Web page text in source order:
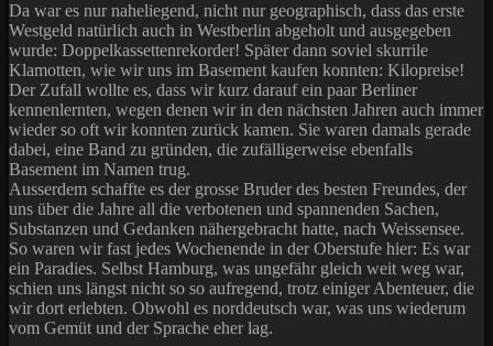
Da war es nur naheliegend, nicht nur geographisch, dass das erste
Westgeld natürlich auch in Westberlin abgeholt und ausgegeben
wurde: Doppelkassettenrekorder! Später dann soviel skurrile
Klamotten, wie wir uns im Basement kaufen konnten: Kilopreise!
Der Zufall wollte es, dass wir kurz darauf ein paar Berliner
kennenlernten, wegen denen wir in den nächsten Jahren auch immer
wieder so oft wir konnten zurück kamen. Sie waren damals gerade
dabei, eine Band zu gründen, die zufälligerweise ebenfalls
Basement im Namen trug.
Ausserdem schaffte es der grosse Bruder des besten Freundes, der
uns über die Jahre all die verbotenen und spannenden Sachen,
Substanzen und Gedanken nähergebracht hatte, nach Weissensee.
So waren wir fast jedes Wochenende in der Oberstufe hier: Es war
ein Paradies. Selbst Hamburg, was ungefähr gleich weit weg war,
schien uns längst nicht so so aufregend, trotz einiger Abenteuer, die
wir dort erlebten. Obwohl es norddeutsch war, was uns wiederum
vom Gemüt und der Sprache eher lag.